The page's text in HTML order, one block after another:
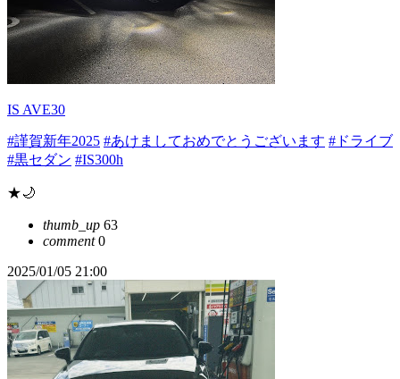
IS AVE30
#謹賀新年2025 #あけましておめでとうございます #ドライブ
#黒セダン #IS300h
★🌙
thumb_up 63
comment0
2025/01/05 21:00